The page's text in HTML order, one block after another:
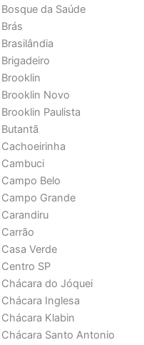
da Saúde
Novo
Paulista
Belo
Grande
Verde
SP
do Jóquei
Inglesa
Klabin
Santo Antonio